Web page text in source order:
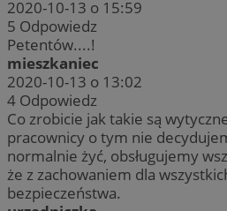
2020-10-13 o 15:59
5 Odpowiedz
Petentów....!
mieszkaniec
2020-10-13 o 13:02
4 Odpowiedz
Co zrobicie jak takie są
pracownicy o tym nie
normalnie żyć, obsługujemy
że z zachowaniem dla
bezpieczeństwa.